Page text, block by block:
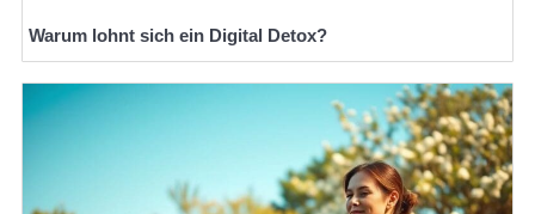
Warum lohnt sich ein Digital Detox?